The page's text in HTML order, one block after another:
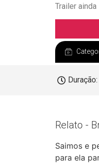
Trailer
Duração:
Relato -
Saimos e
para ela